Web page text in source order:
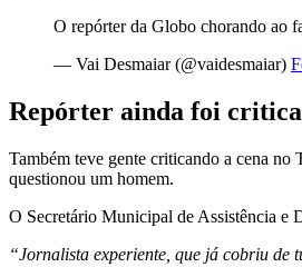
O repórter da Globo chorando ao
— Vai Desmaiar (@vaidesmaiar)
Repórter ainda foi
Também teve gente criticando a cena no
questionou um homem.
O Secretário Municipal de Assistência e
“Jornalista experiente, que já cobriu de